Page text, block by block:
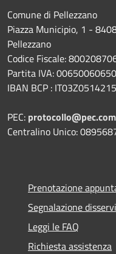
Comune di Pellezzano
Piazza Municipio, 1 -
Pellezzano
Codice Fiscale:
Partita IVA: 00650060650
IBAN BCP :
PEC:
Centralino Unico:
Prenotazione
Segnalazione
Leggi le FAQ
Richiesta assistenza